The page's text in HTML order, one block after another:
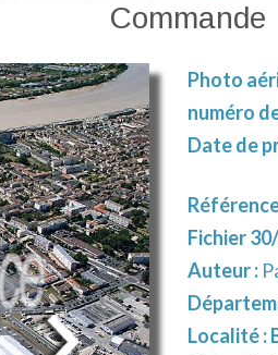
Commande
Photo
numéro
Date de
Fichier
Auteur :
Localité :